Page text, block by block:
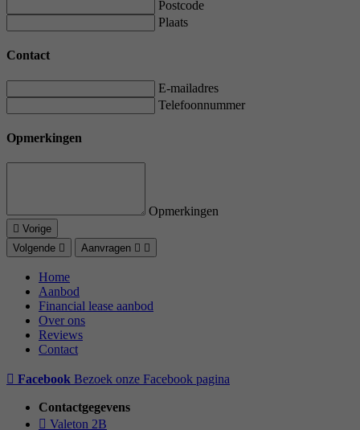
Postcode
Plaats
Contact
E-mailadres
Telefoonnummer
Opmerkingen
Opmerkingen
Vorige
Volgende
Aanvragen
Home
Aanbod
Financial lease aanbod
Over ons
Reviews
Contact
Facebook Bezoek onze Facebook pagina
Contactgegevens
Valeton 2B